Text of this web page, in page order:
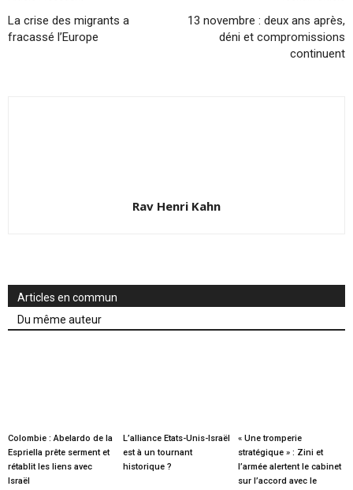
La crise des migrants a
fracassé l’Europe
13 novembre : deux ans après,
déni et compromissions
continuent
Rav Henri Kahn
Articles en commun
Du même auteur
Colombie : Abelardo de la
Espriella prête serment et
rétablit les liens avec
Israël
L’alliance Etats-Unis-Israël
est à un tournant
historique ?
« Une tromperie
stratégique » : Zini et
l’armée alertent le cabinet
sur l’accord avec le